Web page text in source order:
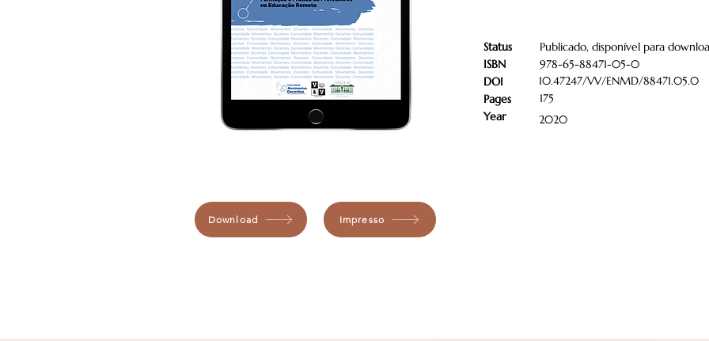
Status
ISBN
DOI
Pages
Year
Publicado, disponível para
978-65-88471-05-0
10.47247/VV/ENMD/88471.05.0
175
2020
Download Impresso